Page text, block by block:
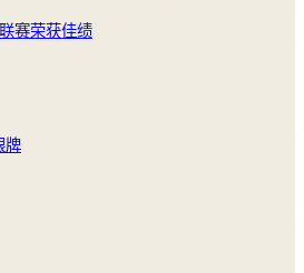
赛荣获佳绩
牌